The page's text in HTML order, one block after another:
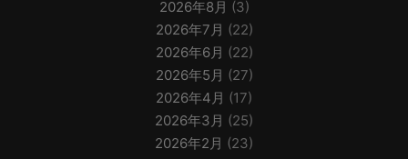
2026年8月 (3)
2026年7月 (22)
2026年6月 (22)
2026年5月 (27)
2026年4月 (17)
2026年3月 (25)
2026年2月 (23)